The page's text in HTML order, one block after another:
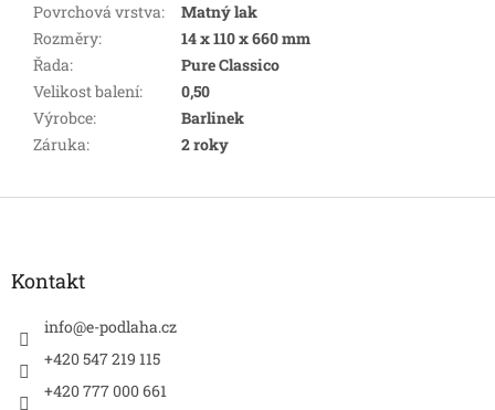
Povrchová vrstva:
Matný lak
Rozměry:
14 x 110 x 660 mm
Řada:
Pure Classico
Velikost balení:
0,50
Výrobce:
Barlinek
Záruka: 2 roky
Kontakt
info@e-podlaha.cz
+420 547 219 115
+420 777 000 661